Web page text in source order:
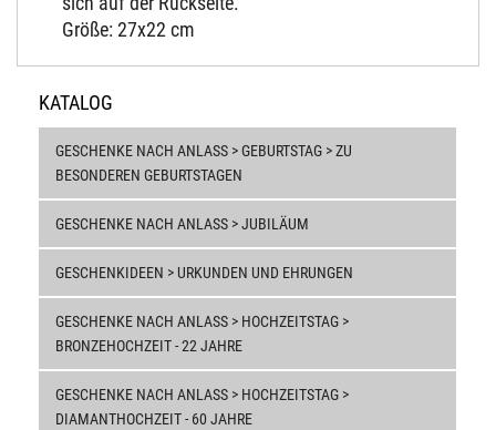
Größe: 27x22 cm
KATALOG
GESCHENKE NACH ANLASS > GEBURTSTAG > ZU
BESONDEREN GEBURTSTAGEN
GESCHENKE NACH ANLASS > JUBILÄUM
GESCHENKIDEEN > URKUNDEN UND EHRUNGEN
GESCHENKE NACH ANLASS > HOCHZEITSTAG >
BRONZEHOCHZEIT - 22 JAHRE
GESCHENKE NACH ANLASS > HOCHZEITSTAG >
DIAMANTHOCHZEIT - 60 JAHRE